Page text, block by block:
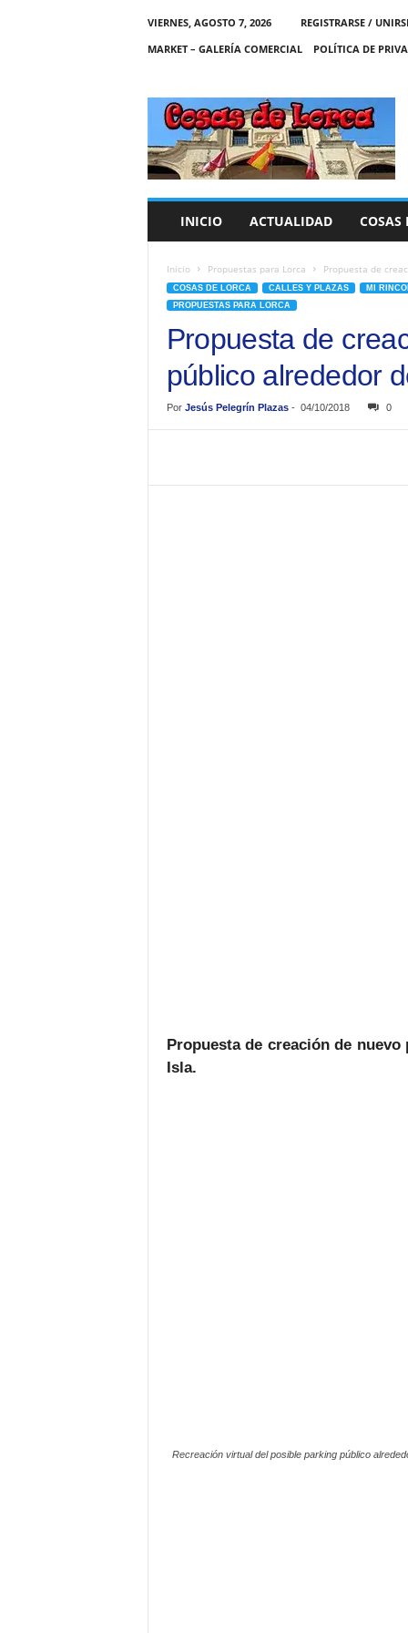
VIERNES, AGOSTO 7, 2026
REGISTRARSE /
MARKET – GALERÍA COMERCIAL
POLÍTICA DE
C
A
S
INICIO ACTUALIDAD COSAS
Inicio Propuestas para Lorca Propuesta de
COSAS DE LORCA CALLES Y PLAZAS
MI
PROPUESTAS PARA LORCA
Propuesta de
público alrededor
Por Jesús Pelegrín Plazas- 04/10/2018 0
Propuesta de creación de
Isla.
Recreación virtual del posible parking público